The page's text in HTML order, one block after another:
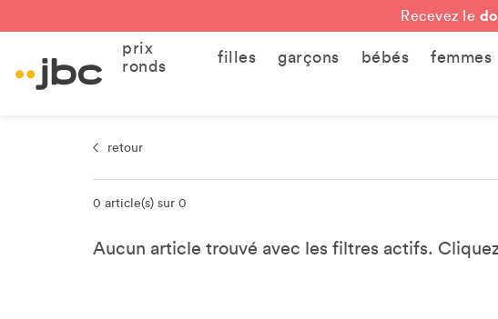
Recevez le
prix
ronds
filles garçons bébés femmes
retour
0 article(s) sur 0
Aucun article trouvé avec les filtres actifs.